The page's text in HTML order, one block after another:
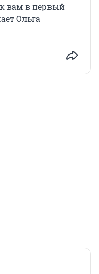
вам в первый
Ольга